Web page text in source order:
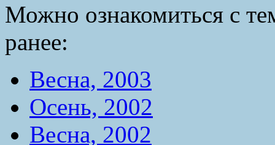
Можно ознакомиться с
ранее:
Весна, 2003
Осень, 2002
Весна, 2002